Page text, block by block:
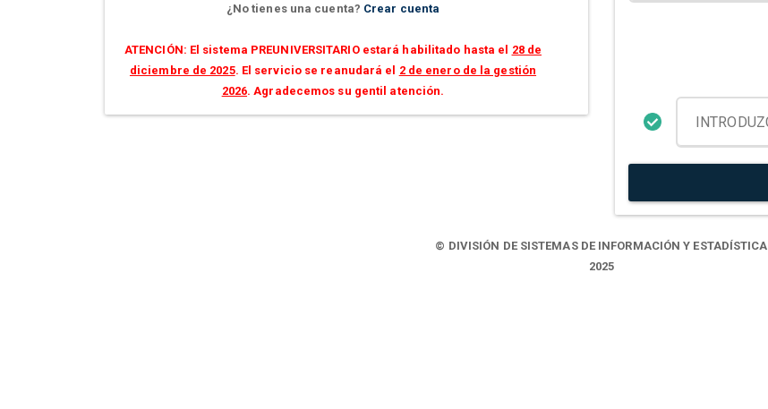
¿No tienes una cuenta? Crear cuenta
ATENCIÓN: El sistema PREUNIVERSITARIO estará habilitado hasta el 28 de
diciembre de 2025. El servicio se reanudará el 2 de enero de la gestión
2026. Agradecemos su gentil atención.
© DIVISIÓN DE SISTEMAS DE INFORMACIÓN Y ESTADÍSTICA
2025